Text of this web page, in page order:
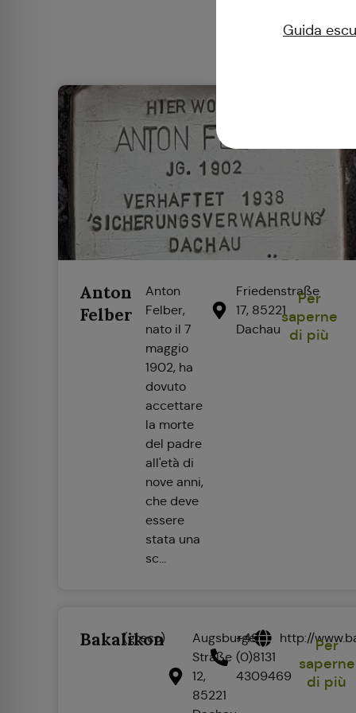
Anton
Felber
Anton
Felber,
nato il 7
maggio
1902, ha
dovuto
accettare
la morte
del padre
all'età di
nove anni,
che deve
essere
stata una
sc...
Friedenstraße
17, 85221
Dachau
Per
saperne
di più
Bakalikon
(greco)
Augsburger
Straße
12,
85221
+49
(0)8131
4309469
http://Per
saperne
di più
Guida